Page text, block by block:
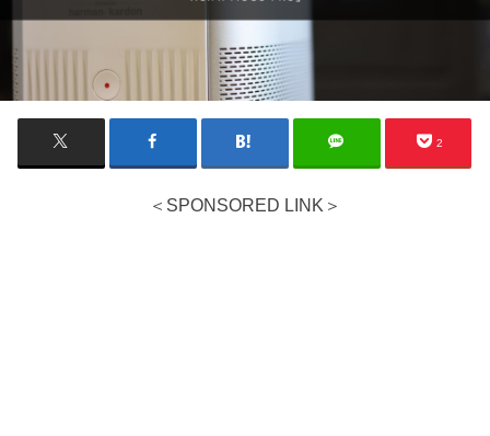
2
＜SPONSORED LINK＞